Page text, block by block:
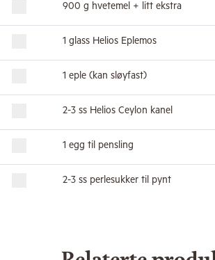
900 g hvetemel + litt ekstra
1 glass Helios Eplemos
1 eple (kan sløyfast)
2-3 ss Helios Ceylon kanel
1 egg til pensling
2-3 ss perlesukker til pynt